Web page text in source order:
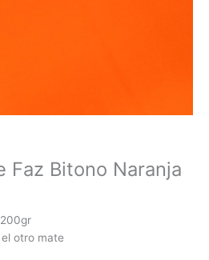
Faz Bitono Naranja
otro mate